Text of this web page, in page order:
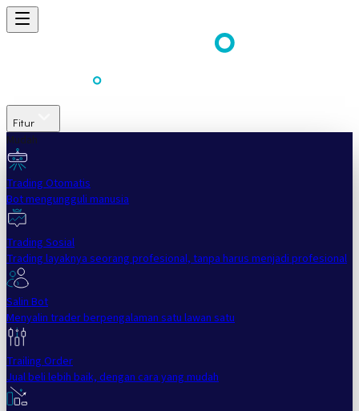
Fitur
Mudah
Trading Otomatis
Bot mengungguli manusia
Trading Sosial
Trading layaknya seorang profesional, tanpa harus menjadi profesional
Salin Bot
Menyalin trader berpengalaman satu lawan satu
Trailing Order
Jual beli lebih baik, dengan cara yang mudah